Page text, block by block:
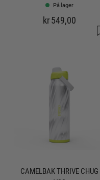
På lager
kr 549,00
CAMELBAK THRIVE CHUG